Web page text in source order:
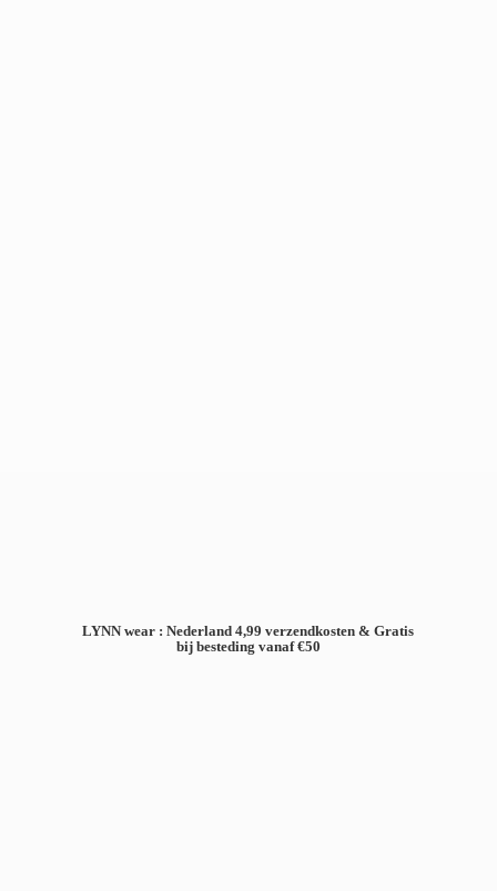
LYNN wear : Nederland 4,99 verzendkosten & Gratis
bij besteding vanaf €50